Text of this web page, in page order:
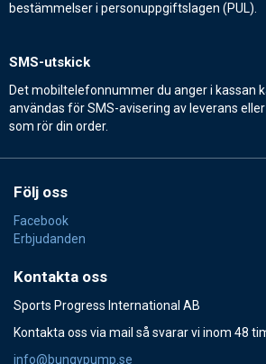
bestämmelser i personuppgiftslagen (PUL).
SMS-utskick
Det mobiltelefonnummer du anger i kassan
användas för SMS-avisering av leverans
som rör din order.
Följ oss
Facebook
Erbjudanden
Kontakta oss
Sports Progress International AB
Kontakta oss via mail så svarar vi inom 48
info@bungypump.se